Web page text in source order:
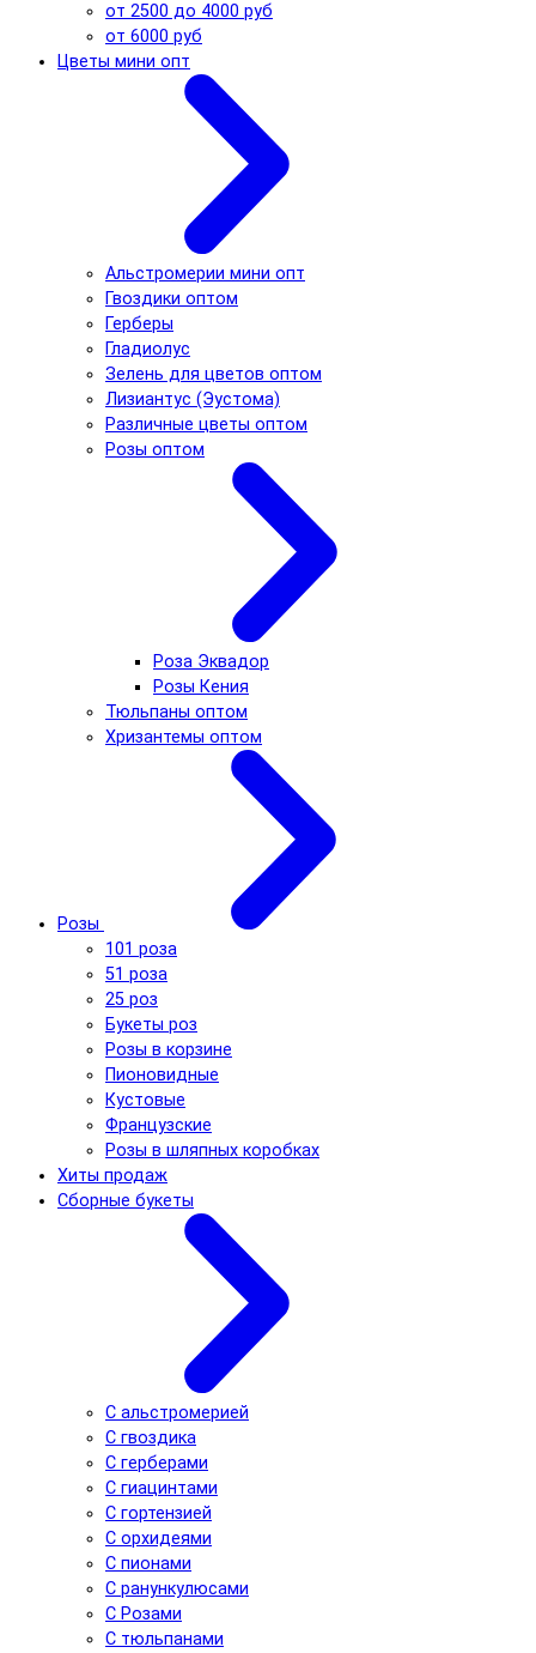
от 2500 до 4000 руб
от 6000 руб
Цветы мини опт
Альстромерии мини опт
Гвоздики оптом
Герберы
Гладиолус
Зелень для цветов оптом
Лизиантус (Эустома)
Различные цветы оптом
Розы оптом
Роза Эквадор
Розы Кения
Тюльпаны оптом
Хризантемы оптом
Розы
101 роза
51 роза
25 роз
Букеты роз
Розы в корзине
Пионовидные
Кустовые
Французские
Розы в шляпных коробках
Хиты продаж
Сборные букеты
С альстромерией
С гвоздика
С герберами
С гиацинтами
С гортензией
С орхидеями
С пионами
С ранункулюсами
С Розами
С тюльпанами